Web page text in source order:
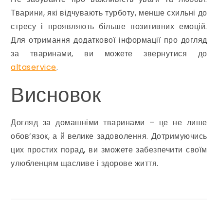
Тварини, які відчувають турботу, менше схильні до
стресу і проявляють більше позитивних емоцій.
Для отримання додаткової інформації про догляд
за тваринами, ви можете звернутися до
altaservice.
Висновок
Догляд за домашніми тваринами – це не лише
обов’язок, а й велике задоволення. Дотримуючись
цих простих порад, ви зможете забезпечити своїм
улюбленцям щасливе і здорове життя.